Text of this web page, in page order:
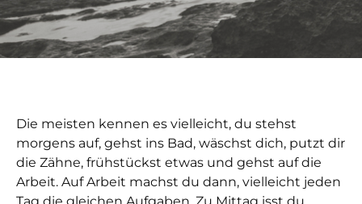
Die meisten kennen es vielleicht, du stehst
morgens auf, gehst ins Bad, wäschst dich, putzt dir
die Zähne, frühstückst etwas und gehst auf die
Arbeit. Auf Arbeit machst du dann, vielleicht jeden